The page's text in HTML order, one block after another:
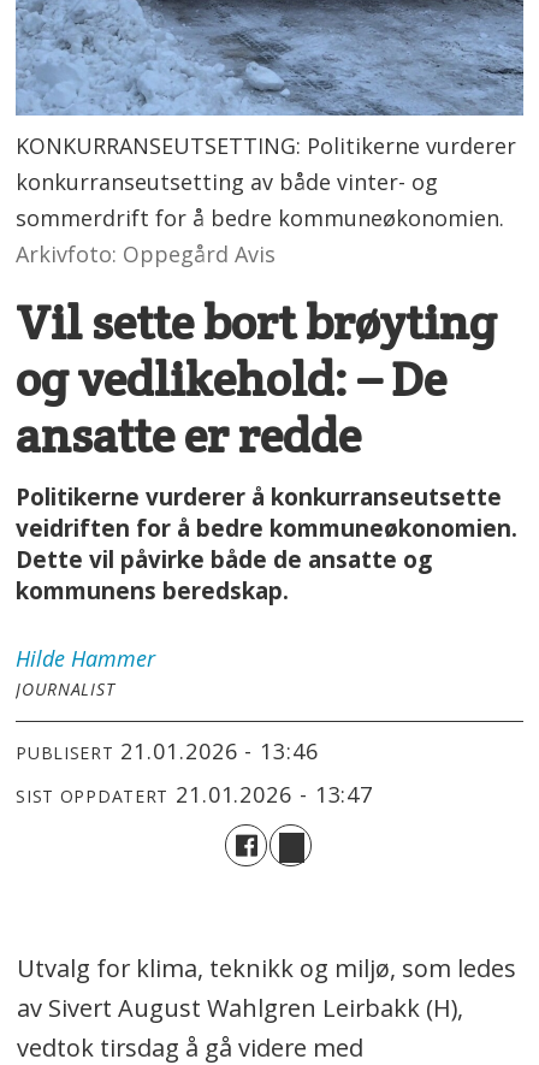
KONKURRANSEUTSETTING: Politikerne vurderer
konkurranseutsetting av både vinter- og
sommerdrift for å bedre kommuneøkonomien.
Arkivfoto: Oppegård Avis
Vil sette bort brøyting
og vedlikehold: – De
ansatte er redde
Politikerne vurderer å konkurranseutsette
veidriften for å bedre kommuneøkonomien.
Dette vil påvirke både de ansatte og
kommunens beredskap.
Hilde Hammer
JOURNALIST
PUBLISERT 21.01.2026 - 13:46
SIST OPPDATERT 21.01.2026 - 13:47
Utvalg for klima, teknikk og miljø, som ledes
av Sivert August Wahlgren Leirbakk (H),
vedtok tirsdag å gå videre med